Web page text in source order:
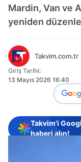
Mardin, Van ve
yeniden
Takvim.com.tr
Giriş Tarihi:
13 Mayıs 2026 16:40
Takvim'i
haberi alın!